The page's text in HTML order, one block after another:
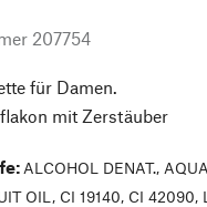
207754
für Damen.
mit Zerstäuber
: ALCOHOL DENAT.,
OIL, CI 19140, CI 42090,